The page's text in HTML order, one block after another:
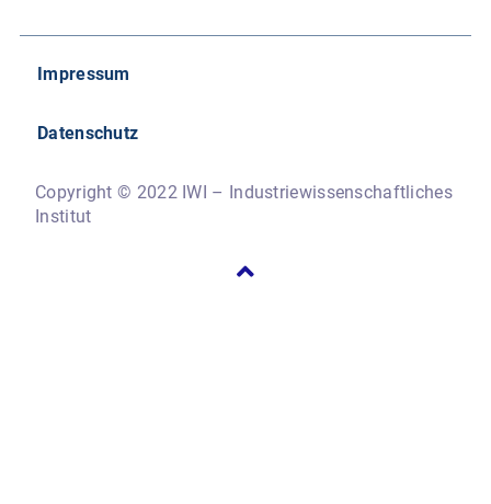
Impressum
Datenschutz
Copyright © 2022 IWI – Industriewissenschaftliches
Institut